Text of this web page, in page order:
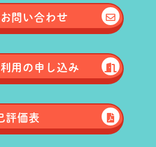
お問い合わせ
利用の申し込み
評価表